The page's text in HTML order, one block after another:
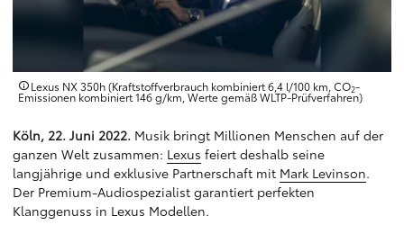
Lexus NX 350h (Kraftstoffverbrauch kombiniert 6,4 l/100 km, CO2-
Emissionen kombiniert 146 g/km, Werte gemäß WLTP-Prüfverfahren)
Köln, 22. Juni 2022. Musik bringt Millionen Menschen auf der
ganzen Welt zusammen: Lexus feiert deshalb seine
langjährige und exklusive Partnerschaft mit Mark Levinson.
Der Premium-Audiospezialist garantiert perfekten
Klanggenuss in Lexus Modellen.